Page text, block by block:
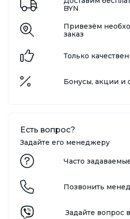
BYN
Привезём
заказ
Только
Бонусы, акции и
Есть вопрос?
Задайте его менеджеру
Часто
Позвонить
Задайте вопрос